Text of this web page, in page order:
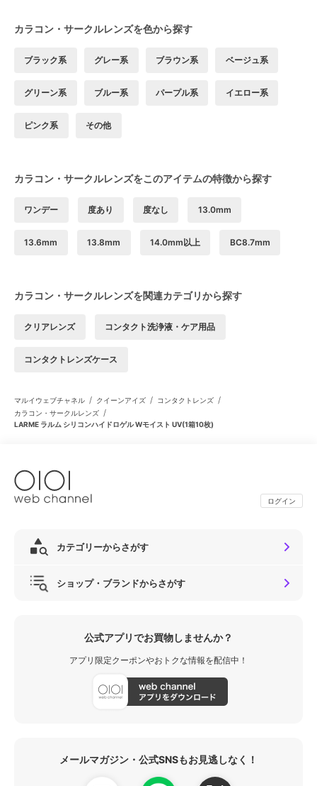
カラコン・サークルレンズを色から探す
ブラック系 グレー系 ブラウン系 ベージュ系
グリーン系 ブルー系 パープル系 イエロー系
ピンク系 その他
カラコン・サークルレンズをこのアイテムの特徴から探す
ワンデー 度あり 度なし 13.0mm
13.6mm 13.8mm 14.0mm以上 BC8.7mm
カラコン・サークルレンズを関連カテゴリから探す
クリアレンズ コンタクト洗浄液・ケア用品
コンタクトレンズケース
マルイウェブチャネル / クイーンアイズ / コンタクトレンズ /
カラコン・サークルレンズ /
LARME ラルム シリコンハイドロゲル Wモイスト UV(1箱10枚)
ログイン
カテゴリーからさがす
ショップ・ブランドからさがす
公式アプリでお買物しませんか？
アプリ限定クーポンやおトクな情報を配信中！
メールマガジン・公式SNSもお見逃しなく！